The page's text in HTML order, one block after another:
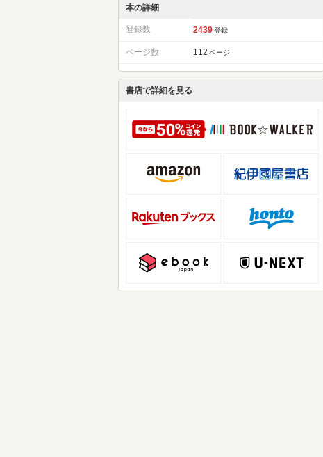
本の詳細
登録数 2439 登録
ページ数 112 ページ
書店で詳細を見る